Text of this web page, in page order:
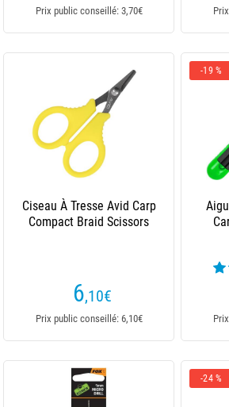
Prix public conseillé: 3,70€
Ciseau À Tresse Avid Carp
Compact Braid Scissors
6,10€
Prix public conseillé: 6,10€
-19 %
-24 %